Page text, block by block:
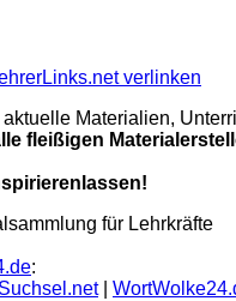
verlinken
Materialien,
fleißigen
für Lehrkräfte
:
Suchsel.net|